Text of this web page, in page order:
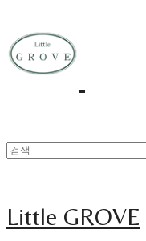
Little GROVE